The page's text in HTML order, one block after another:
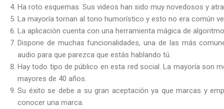
Ha roto esquemas. Sus videos han sido muy novedosos y
La mayoría tornan al tono humorístico y esto no era común
La aplicación cuenta con una herramienta mágica de
Dispone de muchas funcionalidades, una de las más
audio para que parezca que estás hablando tú.
Hay todo tipo de público en esta red social. La mayoría son
mayores de 40 años.
Su éxito se debe a su gran aceptación ya que marcas y
conocer una marca.